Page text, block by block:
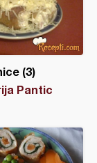
(3)
Pantic